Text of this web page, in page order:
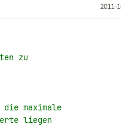
2011-
zu
maximale
liegen